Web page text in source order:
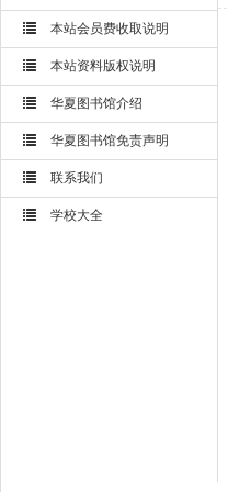
本站会员费收取说明
本站资料版权说明
华夏图书馆介绍
华夏图书馆免责声明
联系我们
学校大全